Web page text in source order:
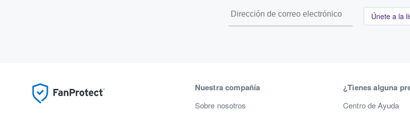
Únete a la
Nuestra compañía
Sobre nosotros
¿Tienes alguna
Centro de Ayuda